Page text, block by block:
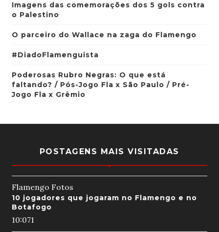
Imagens das comemorações dos 5 gols contra
o Palestino
O parceiro do Wallace na zaga do Flamengo
#DiadoFlamenguista
Poderosas Rubro Negras: O que está
faltando? / Pós-Jogo Fla x São Paulo / Pré-
Jogo Fla x Grêmio
POSTAGENS MAIS VISITADAS
Flamengo Fotos
10 jogadores que jogaram no Flamengo e no
Botafogo
10:071